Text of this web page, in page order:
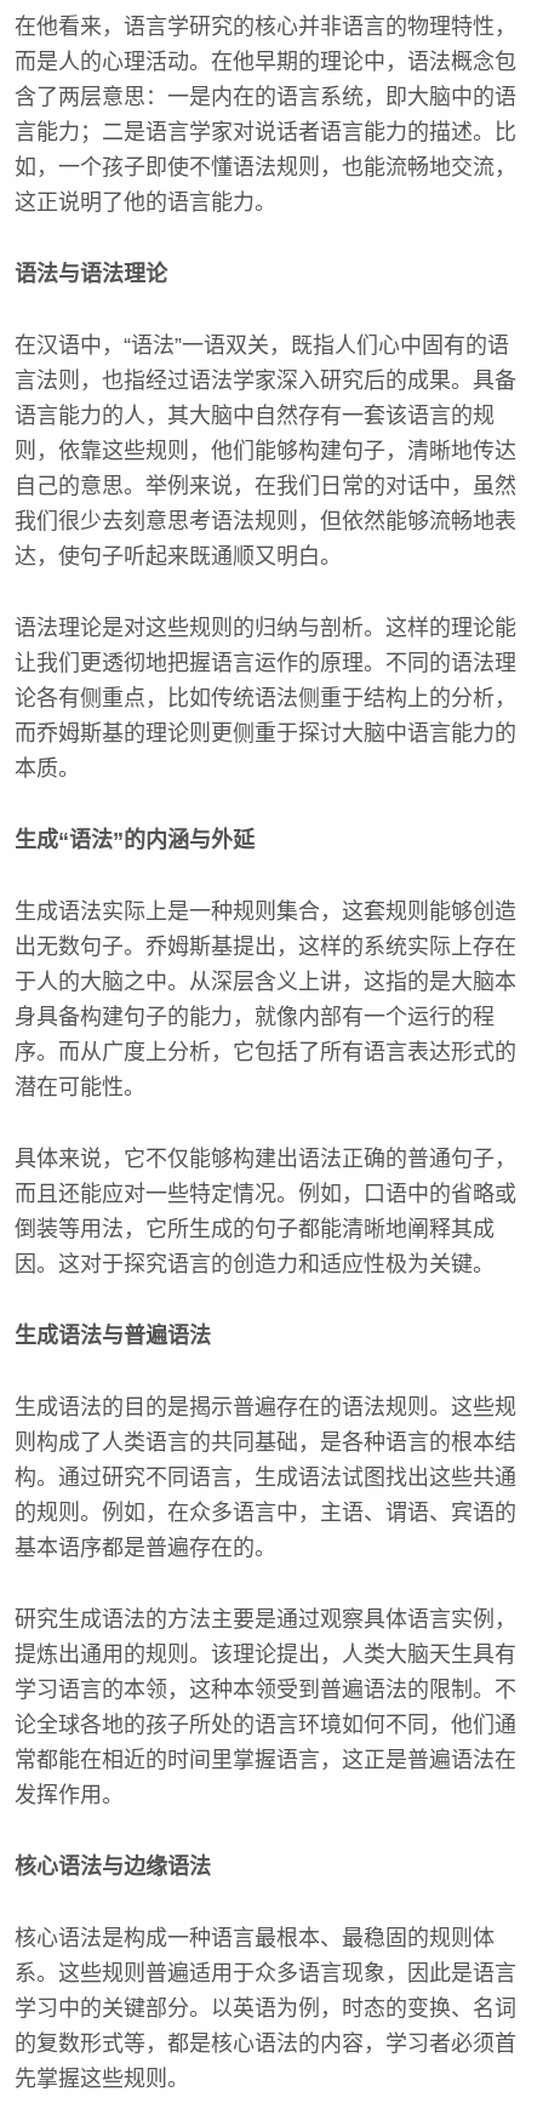
在他看来，语言学研究的核心并非语言的物理特性，
而是人的心理活动。在他早期的理论中，语法概念包
含了两层意思：一是内在的语言系统，即大脑中的语
言能力；二是语言学家对说话者语言能力的描述。比
如，一个孩子即使不懂语法规则，也能流畅地交流，
这正说明了他的语言能力。
语法与语法理论
在汉语中，“语法”一语双关，既指人们心中固有的语
言法则，也指经过语法学家深入研究后的成果。具备
语言能力的人，其大脑中自然存有一套该语言的规
则，依靠这些规则，他们能够构建句子，清晰地传达
自己的意思。举例来说，在我们日常的对话中，虽然
我们很少去刻意思考语法规则，但依然能够流畅地表
达，使句子听起来既通顺又明白。
语法理论是对这些规则的归纳与剖析。这样的理论能
让我们更透彻地把握语言运作的原理。不同的语法理
论各有侧重点，比如传统语法侧重于结构上的分析，
而乔姆斯基的理论则更侧重于探讨大脑中语言能力的
本质。
生成“语法”的内涵与外延
生成语法实际上是一种规则集合，这套规则能够创造
出无数句子。乔姆斯基提出，这样的系统实际上存在
于人的大脑之中。从深层含义上讲，这指的是大脑本
身具备构建句子的能力，就像内部有一个运行的程
序。而从广度上分析，它包括了所有语言表达形式的
潜在可能性。
具体来说，它不仅能够构建出语法正确的普通句子，
而且还能应对一些特定情况。例如，口语中的省略或
倒装等用法，它所生成的句子都能清晰地阐释其成
因。这对于探究语言的创造力和适应性极为关键。
生成语法与普遍语法
生成语法的目的是揭示普遍存在的语法规则。这些规
则构成了人类语言的共同基础，是各种语言的根本结
构。通过研究不同语言，生成语法试图找出这些共通
的规则。例如，在众多语言中，主语、谓语、宾语的
基本语序都是普遍存在的。
研究生成语法的方法主要是通过观察具体语言实例，
提炼出通用的规则。该理论提出，人类大脑天生具有
学习语言的本领，这种本领受到普遍语法的限制。不
论全球各地的孩子所处的语言环境如何不同，他们通
常都能在相近的时间里掌握语言，这正是普遍语法在
发挥作用。
核心语法与边缘语法
核心语法是构成一种语言最根本、最稳固的规则体
系。这些规则普遍适用于众多语言现象，因此是语言
学习中的关键部分。以英语为例，时态的变换、名词
的复数形式等，都是核心语法的内容，学习者必须首
先掌握这些规则。